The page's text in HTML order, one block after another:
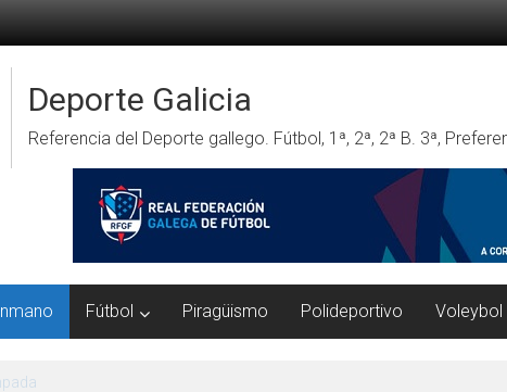
Deporte Galicia
Referencia del Deporte gallego. Fútbol, 1ª, 2ª, 2ª B. 3ª,
Fútbol Piragüismo Polideportivo Voleybol